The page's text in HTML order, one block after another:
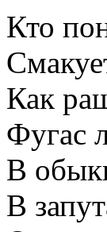
Кто
Как
Фугас
В
В